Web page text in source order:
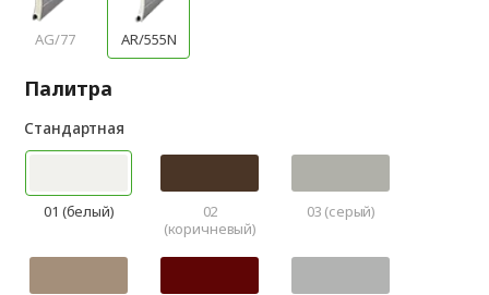
AG/77 AR/555N
Палитра
Стандартная
01 (белый)
02
(коричневый)
03 (серый)